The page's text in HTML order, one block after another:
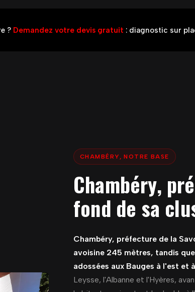
? Demandez votre devis gratuit : diagnostic sur
CHAMBÉRY, NOTRE BASE
Chambéry,
fond de sa
Chambéry, préfecture de la
avoisine 245 mètres, tandis
adossées aux Bauges à l'est et
Leysse, l'Albanne et l'Hyères,